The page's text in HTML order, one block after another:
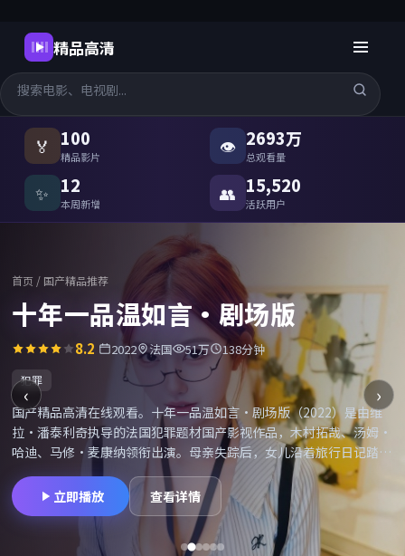
精品高清
国产精品高清在线观看-
🏅 100
精品影片 👁 2693万
总观看量
✨ 12
本周新增 👥 15,520
活跃用户
首页 / 国产精品推荐
记忆折叠
8.9 2025 中国台湾 50万 91分钟
爱情
国产精品高清在线观看。记忆折叠（2025）是由陈凯歌执导的中国
台湾爱情题材国产影视作品，全智贤、新垣结衣、汤姆·哈迪等4位
主演领衔出演。海岛度假变成密室困局，每个人都有嫌疑。在精品高
清网可搜索「记忆折叠在线观看」「记忆折叠高清」并享受国产精品
高清在线观看，同类型爱情国产片持续更新。摄影与配乐备受好评，
适合喜欢院线质感的观众。
立即播放 查看详情
‹ ›